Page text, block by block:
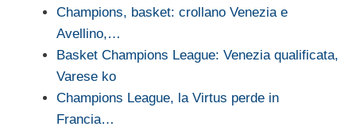
Champions, basket: crollano Venezia e
Avellino,…
Basket Champions League: Venezia qualificata,
Varese ko
Champions League, la Virtus perde in
Francia…